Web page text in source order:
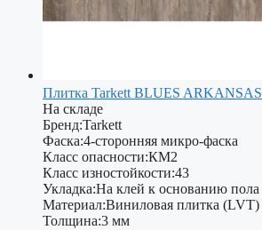
Плитка Tarkett BLUES ARKANSAS
На складе
Бренд:Tarkett
Фаска:4-сторонняя микро-фаска
Класс опасности:КМ2
Класс изностойкости:43
Укладка:На клей к основанию пола
Материал:Виниловая плитка (LVT)
Толщина:3 мм